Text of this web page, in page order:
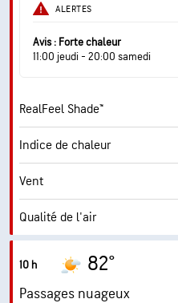
Point de rosée
AccuLumen Brightness Index™
Visibilité
Plafond nuageux
ALERTES
Avis : Forte chaleur
11:00 jeudi - 20:00 samedi
RealFeel Shade™
Indice de chaleur
Vent
Qualité de l'air
Indice UV maximal
Rafales
10 h 82°
Passages nuageux